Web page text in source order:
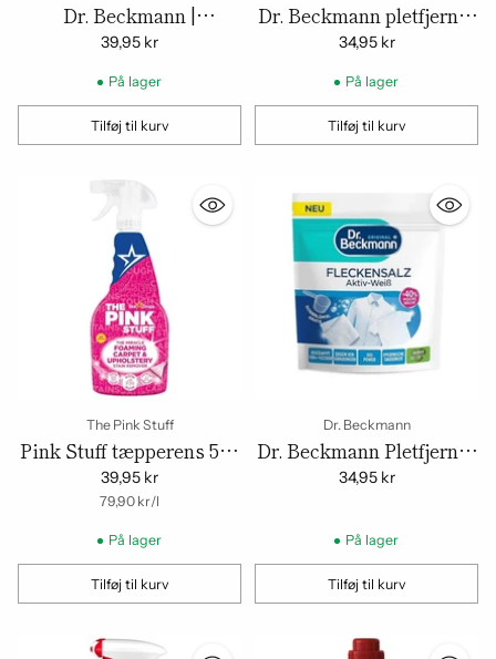
Dr. Beckmann |
Pletfjerningssalt til hvide
og farvede stoffer - Oxi
Power | 400 g
39,95 kr
På lager
Tilføj til kurv
Mængde
Dr. Beckmann pletfjerner
svedpletter 250 ml – Deo
& sved spray
34,95 kr
På lager
Tilføj til kurv
Mængde
The Pink Stuff
Pink Stuff tæpperens 500
ml – skum pletfjerner til
tekstiler
39,95 kr
Enhedspris
79,90 kr/
om l
På lager
Tilføj til kurv
Mængde
Dr. Beckmann
Dr. Beckmann Pletfjerner
Fleckensalz Aktiv-Weiss
34,95 kr
På lager
Tilføj til kurv
Mængde